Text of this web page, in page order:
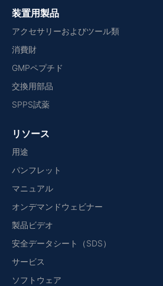
装置用製品
アクセサリーおよびツール類
消費財
GMPペプチド
交換用部品
SPPS試薬
リソース
用途
パンフレット
マニュアル
オンデマンドウェビナー
製品ビデオ
安全データシート（SDS）
サービス
ソフトウェア